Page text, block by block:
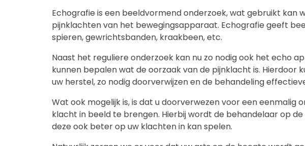
Echografie is een beeldvormend onderzoek, wat gebruikt kan
pijnklachten van het bewegingsapparaat. Echografie geeft
spieren, gewrichtsbanden, kraakbeen, etc.
Naast het reguliere onderzoek kan nu zo nodig ook het echo
kunnen bepalen wat de oorzaak van de pijnklacht is. Hierdoor
uw herstel, zo nodig doorverwijzen en de behandeling
Wat ook mogelijk is, is dat u doorverwezen voor een eenmalig
klacht in beeld te brengen. Hierbij wordt de behandelaar op
deze ook beter op uw klachten in kan spelen.